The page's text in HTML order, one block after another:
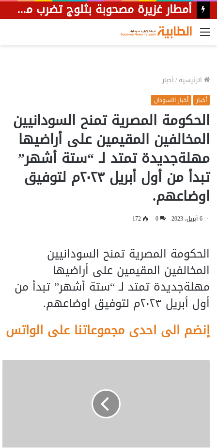
أمطار غزيرة مصحوبة بثلوج تضرب مدينة القضارف.
القائمة
الرئيسية/أخبار
أخبار أخبار االسودان
الحكومة المصرية تمنح السودانيين
المخالفين المقيمين على أراضيها
مهلةجديدة تمتد لـ “ستة أشهر”
تبدأ من أول أبريل ٢٠٢٣م لتوفيق
اوضاعهم.
6 أبريل، 2023 0
172
الحكومة المصرية تمنح السودانيين
المخالفين المقيمين على أراضيها
مهلةجديدة تمتد لـ “ستة أشهر” تبدأ من
أول أبريل ٢٠٢٣م لتوفيق اوضاعهم.
إنضم الى احدى مجموعاتنا على الواتس